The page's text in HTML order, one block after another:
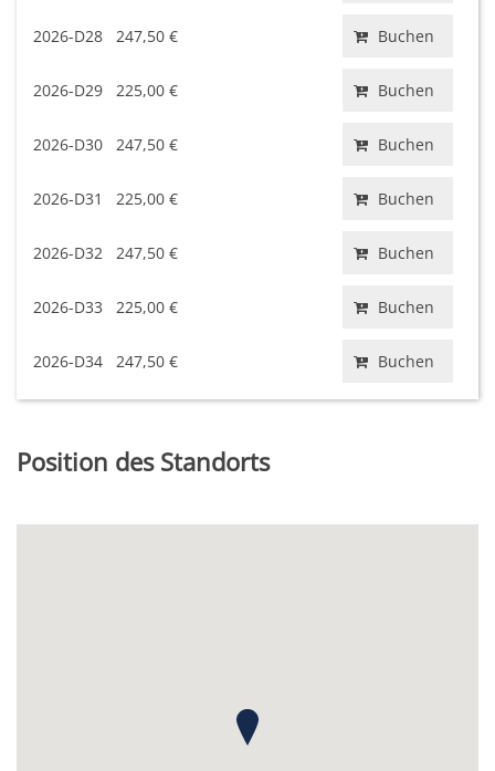
2026-D28 247,50 € Buchen
2026-D29 225,00 € Buchen
2026-D30 247,50 € Buchen
2026-D31 225,00 € Buchen
2026-D32 247,50 € Buchen
2026-D33 225,00 € Buchen
2026-D34 247,50 € Buchen
Position des Standorts